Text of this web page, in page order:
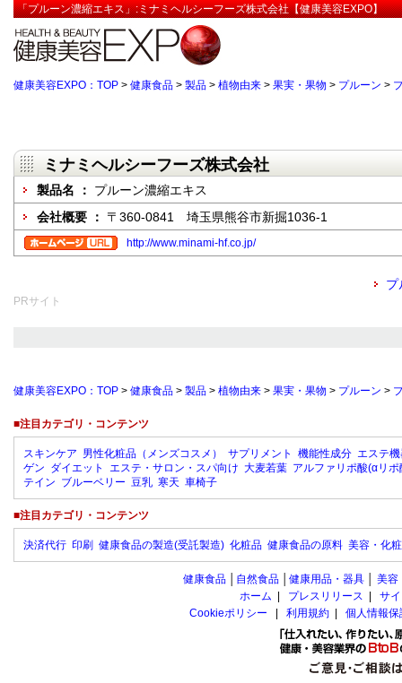
「プルーン濃縮エキス」:ミナミヘルシーフーズ株式会社【健康美容EXPO】
健康美容EXPO：TOP > 健康食品 > 製品 > 植物由来 > 果実・果物 > プルーン >
ミナミヘルシーフーズ株式会社
製品名 ： プルーン濃縮エキス
会社概要 ： 〒360-0841 埼玉県熊谷市新掘1036-1
http://www.minami-hf.co.jp/
プ
PRサイト
健康美容EXPO：TOP > 健康食品 > 製品 > 植物由来 > 果実・果物 > プルーン >
■注目カテゴリ・コンテンツ
スキンケア 男性化粧品（メンズコスメ） サプリメント 機能性成分 エステ
ゲン ダイエット エステ・サロン・スパ向け 大麦若葉 アルファリポ酸(αリポ
テイン ブルーベリー 豆乳 寒天 車椅子
■注目カテゴリ・コンテンツ
決済代行 印刷 健康食品の製造(受託製造) 化粧品 健康食品の原料 美容・化
健康食品 自然食品 健康用品・器具 美容
ホーム
プレスリリース
サ
Cookieポリシー
利用規約 個人情報